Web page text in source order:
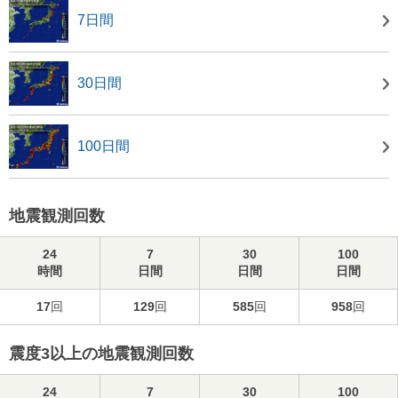
7日間
30日間
100日間
地震観測回数
24
時間
7
日間
30
日間
100
日間
17回 129回 585回 958回
震度3以上の地震観測回数
24
7
30
100